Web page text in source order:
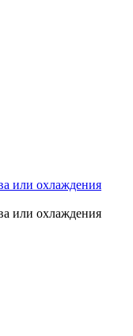
или охлаждения
или охлаждения